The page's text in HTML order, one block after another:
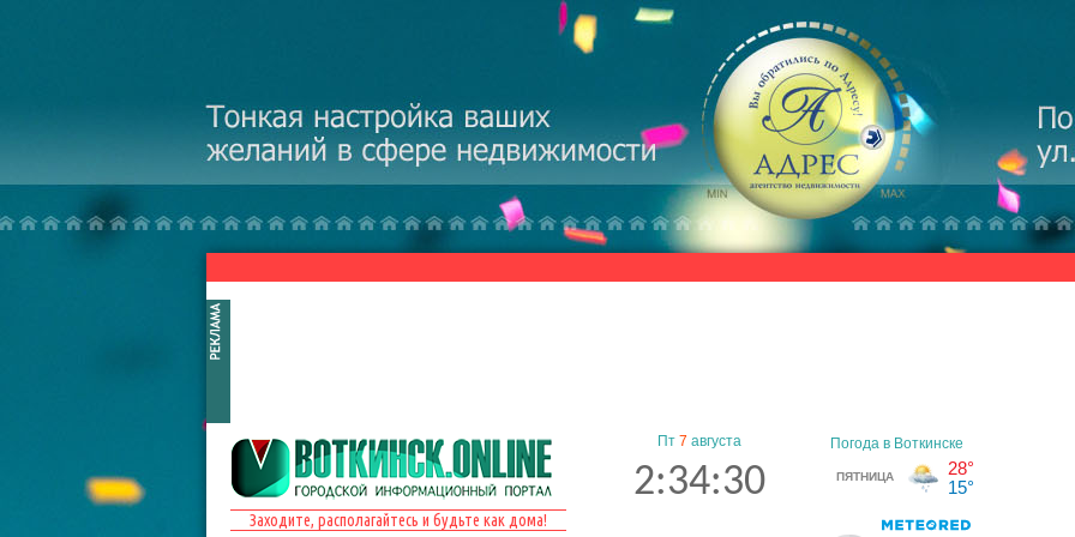
Заходите, располагайтесь и будьте как дома!
Пт 7 августа
2:34:31